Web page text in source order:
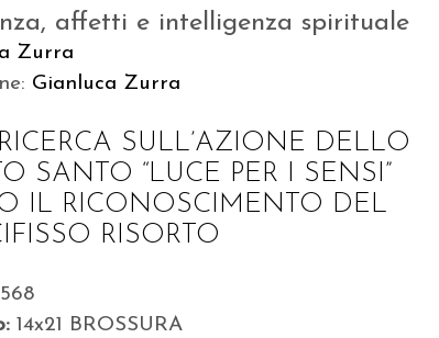
affetti e intelligenza spirituale
Zurra
Gianluca Zurra
SULL’AZIONE DELLO
SANTO “LUCE PER I SENSI”
IL RICONOSCIMENTO DEL
RISORTO
568
14x21 BROSSURA